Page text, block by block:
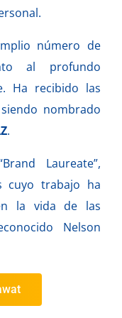
número de
al profundo
Ha recibido las
nombrado
.
Laureate”,
cuyo trabajo ha
la vida de las
Nelson